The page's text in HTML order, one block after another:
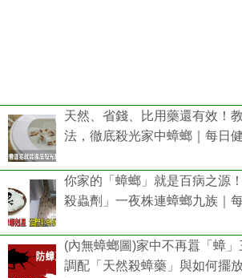
天然、省錢、比用藥還有效！
法，徹底殺光家中蟑螂｜每日
你家的「蟑螂」就是百病之源
殺蟲劑」一夜株連蟑螂九族｜
(內無蟑螂圖)家中不再囂「蟑
調配「天然殺蟑藥」與如何擺